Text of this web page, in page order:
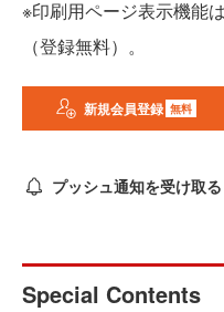
※印刷用ページ表示機能
（登録無料）。
新規会員登録 無料
プッシュ通知を受け取る
Special Contents